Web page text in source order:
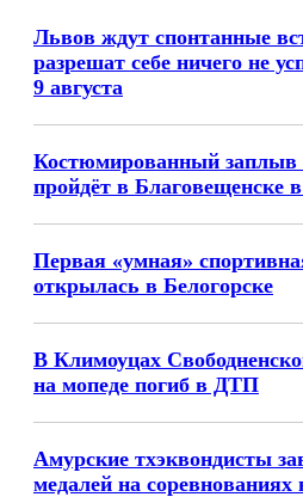
Львов ждут спонтанные
разрешат себе ничего не
9 августа
Костюмированный заплыв
пройдёт в Благовещенске
Первая «умная»
открылась в Белогорске
В Климоуцах
на мопеде погиб в ДТП
Амурские тхэквондисты
медалей на соревнованиях